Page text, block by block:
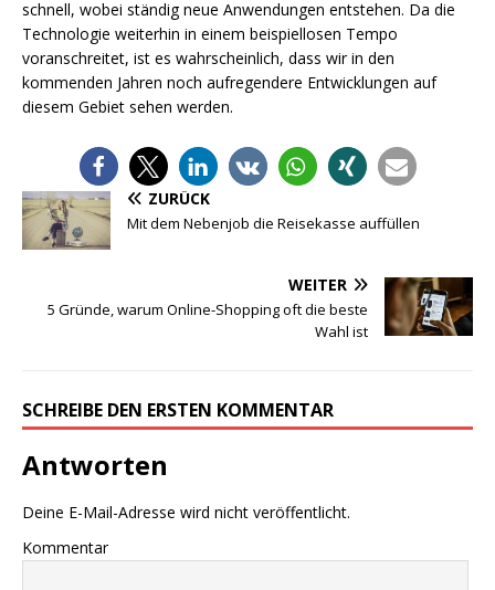
schnell, wobei ständig neue Anwendungen entstehen. Da die
Technologie weiterhin in einem beispiellosen Tempo
voranschreitet, ist es wahrscheinlich, dass wir in den
kommenden Jahren noch aufregendere Entwicklungen auf
diesem Gebiet sehen werden.
ZURÜCK
Mit dem Nebenjob die Reisekasse auffüllen
WEITER
5 Gründe, warum Online-Shopping oft die beste
Wahl ist
SCHREIBE DEN ERSTEN KOMMENTAR
Antworten
Deine E-Mail-Adresse wird nicht veröffentlicht.
Kommentar